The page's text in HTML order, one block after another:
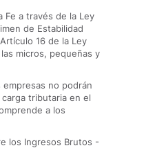
Fe a través de la Ley
de Estabilidad
16 de la Ley
micros, pequeñas y
no podrán
tributaria en el
a los
los Ingresos Brutos -